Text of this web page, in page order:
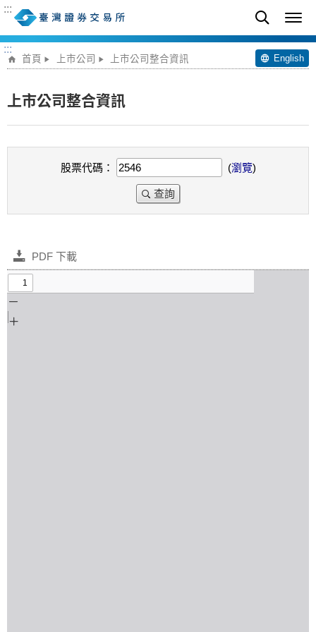
:::
:::
首頁 上市公司 上市公司整合資訊 English
上市公司整合資訊
股票代碼： (瀏覽)
查詢
PDF 下載